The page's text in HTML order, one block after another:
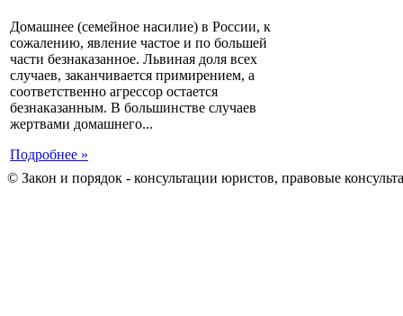
Домашнее (семейное насилие) в России, к
сожалению, явление частое и по большей
части безнаказанное. Львиная доля всех
случаев, заканчивается примирением, а
соответственно агрессор остается
безнаказанным. В большинстве случаев
жертвами домашнего...
Подробнее »
© Закон и порядок - консультации юристов, правовые